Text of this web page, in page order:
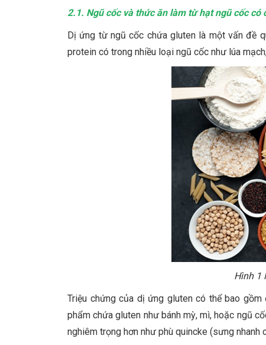
2.1. Ngũ cốc và thức ăn làm từ hạt ngũ cốc có
Dị ứng từ ngũ cốc chứa gluten là một vấn đề
protein có trong nhiều loại ngũ cốc như lúa
Hình 1
Triệu chứng của dị ứng gluten có thể bao
phẩm chứa gluten như bánh mỳ, mì, hoặc ngũ
nghiêm trọng hơn như phù quincke (sưng nhanh